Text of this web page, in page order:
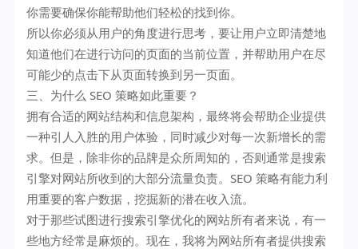
你需要确保你能帮助他们轻松的找到你。
所以你必须从用户的角度进行思考，要让用户立即清楚地
知道他们在进行访问的页面的当前位置，并帮助用户在尽
可能少的点击下从页面转换到另一页面。
三、为什么 SEO 策略如此重要？
拥有合适的网站结构和信息架构，最终将会帮助企业提供
一种引人入胜的用户体验，同时减少对每一次新增长的需
求。但是，除非你的品牌是众所周知的，否则通常是搜索
引擎对网站所收到的大部分流量负责。SEO 策略有能力利
用重要的客户数据，挖掘新的潜在收入流。
对于那些试图进行搜索引擎优化的网站所有者来说，有一
些地方经常是麻烦的。现在，我将为网站所有者提供搜索